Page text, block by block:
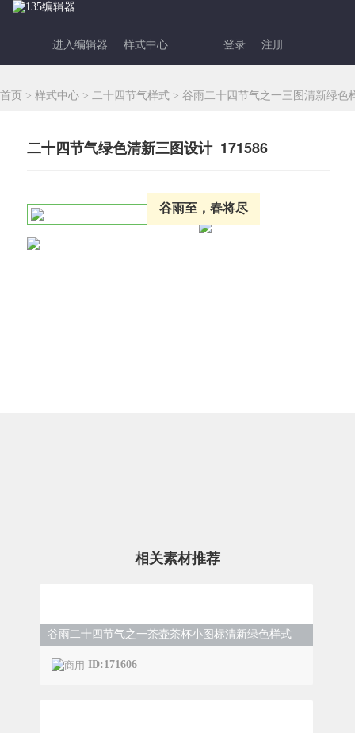
进入编辑器 样式中心 登录 注册
首页 > 样式中心 > 二十四节气样式 > 谷雨二十四节气之一三图清新绿色
二十四节气绿色清新三图设计 171586
谷雨至，春将尽
相关素材推荐
谷雨二十四节气之一茶壶茶杯小图标清新绿色样式
ID:171606